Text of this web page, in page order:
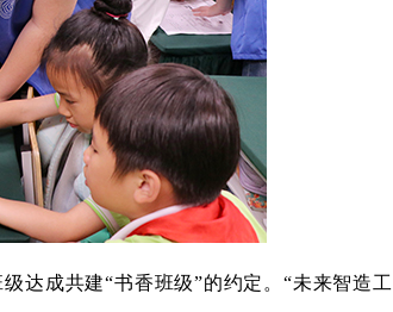
达成共建“书香班级”的约定。“未来智造工